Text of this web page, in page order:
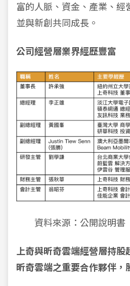
富的人脈、資金、產業、經
並與新創共同成長。
公司經營層業界經歷豐富
資料來源：公開說明書
上奇與昕奇雲端經營層持股
昕奇雲端之重要合作夥伴，